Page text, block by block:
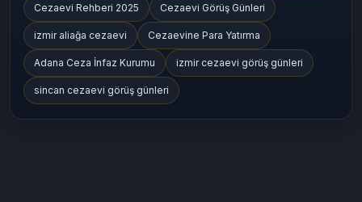
Cezaevi Rehberi 2025 Cezaevi Görüş Günleri
izmir aliağa cezaevi Cezaevine Para Yatırma
Adana Ceza İnfaz Kurumu izmir cezaevi görüş günleri
sincan cezaevi görüş günleri